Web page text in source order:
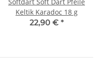
Keltik Karadoc 18 g
22,90 € *